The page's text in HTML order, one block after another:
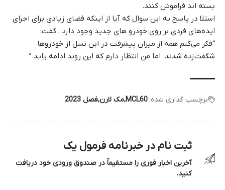
بسته اند فراموش کنند.
استلا در پاسخ به این سوال که آیا از اینکه فضای زیادی برای اجرای
ایده‌های فردی بر روی خودرو های جدید وجود دارد ، گفت:
“فکر می‌کنم همه از میزان پیشرفت در این نسل از خودروها
شگفت‌زده شدند. اما من انتظار دارم که این روند ادامه یابد.”
برچسب گذاری شده: MCL60مک لارنفصل 2023
ثبت نام در خبرنامه فرمول یک
آخرین اخبار فوری را مستقیماً در صندوق ورودی خود دریافت
کنید.